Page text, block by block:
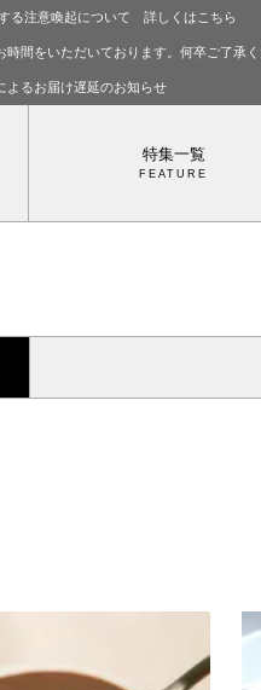
る注意喚起について 詳しくはこちら
間をいただいております。何卒ご了承
よるお届け遅延のお知らせ
特集一覧